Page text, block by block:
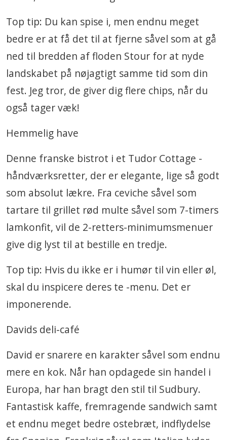
Top tip: Du kan spise i, men endnu meget
bedre er at få det til at fjerne såvel som at gå
ned til bredden af ​​floden Stour for at nyde
landskabet på nøjagtigt samme tid som din
fest. Jeg tror, ​​de giver dig flere chips, når du
også tager væk!
Hemmelig have
Denne franske bistrot i et Tudor Cottage -
håndværksretter, der er elegante, lige så godt
som absolut lækre. Fra ceviche såvel som
tartare til grillet rød multe såvel som 7-timers
lamkonfit, vil de 2-retters-minimumsmenuer
give dig lyst til at bestille en tredje.
Top tip: Hvis du ikke er i humør til vin eller øl,
skal du inspicere deres te -menu. Det er
imponerende.
Davids deli-café
David er snarere en karakter såvel som endnu
mere en kok. Når han opdagede sin handel i
Europa, har han bragt den stil til Sudbury.
Fantastisk kaffe, fremragende sandwich samt
et endnu meget bedre ostebræt, indflydelse